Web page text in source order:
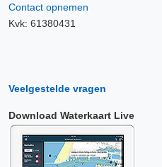
Contact opnemen
Kvk: 61380431
Veelgestelde vragen
Download Waterkaart Live